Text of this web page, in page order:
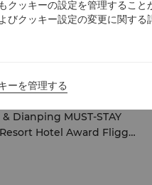
hospitality and state-
クッキーの設定を管理するこ
びクッキー設定の変更に関する
ーを管理する